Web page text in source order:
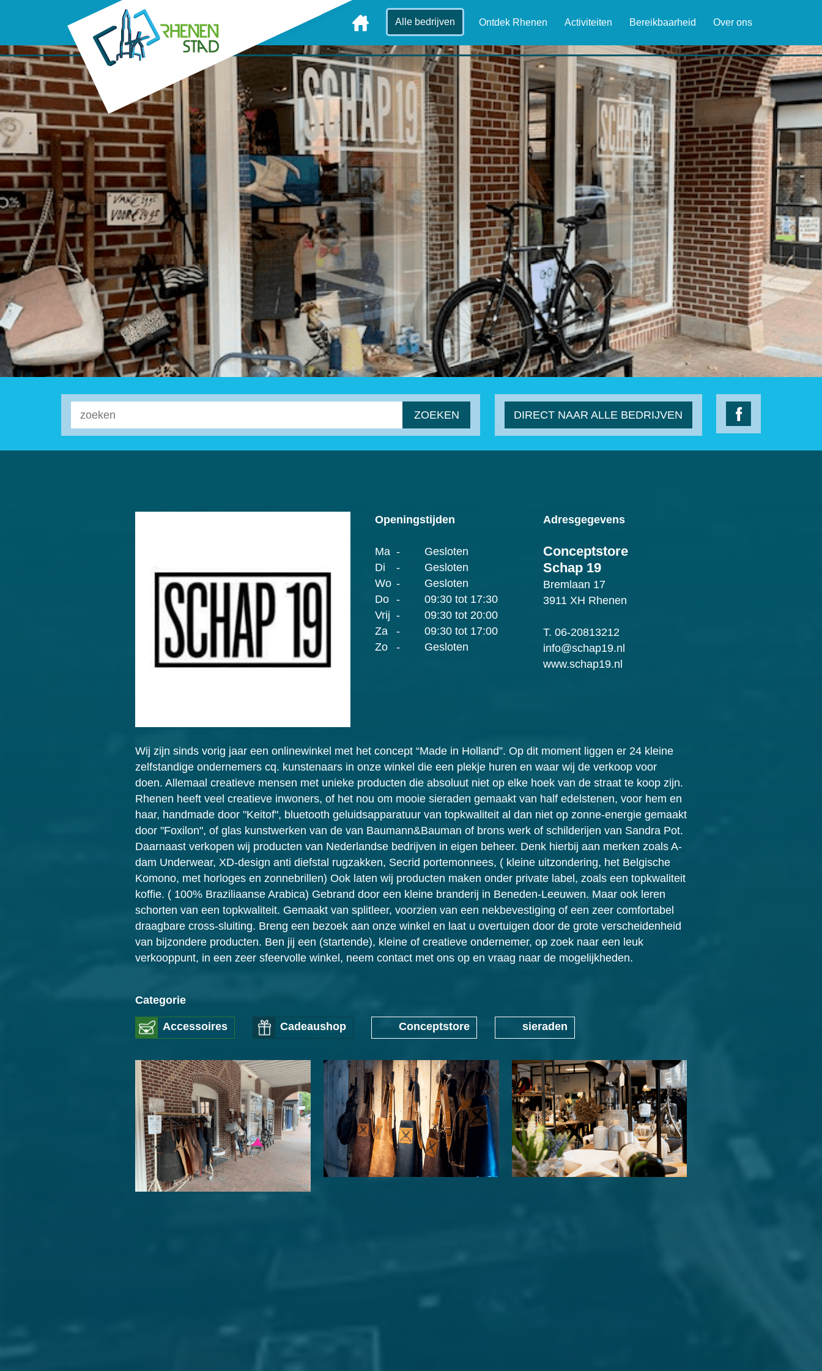
Alle bedrijven Ontdek Rhenen Activiteiten Bereikbaarheid Over ons
ZOEKEN DIRECT NAAR ALLE BEDRIJVEN
Openingstijden
Ma -
Gesloten
Di
-
Gesloten
Wo -
Gesloten
Do
-
09:30 tot 17:30
Vrij -
09:30 tot 20:00
Za
-
09:30 tot 17:00
Zo
- Gesloten
Adresgegevens
Conceptstore
Schap 19
Bremlaan 17
3911 XH Rhenen
T.06-20813212
info@schap19.nl
www.schap19.nl
Wij zijn sinds vorig jaar een onlinewinkel met het concept “Made in Holland”. Op dit moment liggen er 24 kleine
zelfstandige ondernemers cq. kunstenaars in onze winkel die een plekje huren en waar wij de verkoop voor
doen. Allemaal creatieve mensen met unieke producten die absoluut niet op elke hoek van de straat te koop zijn.
Rhenen heeft veel creatieve inwoners, of het nou om mooie sieraden gemaakt van half edelstenen, voor hem en
haar, handmade door "Keitof", bluetooth geluidsapparatuur van topkwaliteit al dan niet op zonne-energie gemaakt
door "Foxilon", of glas kunstwerken van de van Baumann&Bauman of brons werk of schilderijen van Sandra Pot.
Daarnaast verkopen wij producten van Nederlandse bedrijven in eigen beheer. Denk hierbij aan merken zoals A-
dam Underwear, XD-design anti diefstal rugzakken, Secrid portemonnees, ( kleine uitzondering, het Belgische
Komono, met horloges en zonnebrillen) Ook laten wij producten maken onder private label, zoals een topkwaliteit
koffie. ( 100% Braziliaanse Arabica) Gebrand door een kleine branderij in Beneden-Leeuwen. Maar ook leren
schorten van een topkwaliteit. Gemaakt van splitleer, voorzien van een nekbevestiging of een zeer comfortabel
draagbare cross-sluiting. Breng een bezoek aan onze winkel en laat u overtuigen door de grote verscheidenheid
van bijzondere producten. Ben jij een (startende), kleine of creatieve ondernemer, op zoek naar een leuk
verkooppunt, in een zeer sfeervolle winkel, neem contact met ons op en vraag naar de mogelijkheden.
Categorie
Accessoires Cadeaushop Conceptstore sieraden